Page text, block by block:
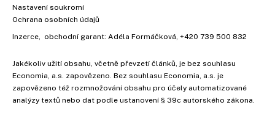
Nastavení soukromí
Ochrana osobních údajů
Inzerce , obchodní garant: Adéla Formáčková +420 739 500 832
Jakékoliv užití obsahu, včetně převzetí článků, je bez souhlasu
Economia, a.s. zapovězeno. Bez souhlasu Economia, a.s. je
zapovězeno též rozmnožování obsahu pro účely automatizované
analýzy textů nebo dat podle ustanovení § 39c autorského zákona.